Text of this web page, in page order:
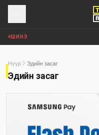
ШИНЭ
Нүүр Эдийн засаг
Эдийн засаг